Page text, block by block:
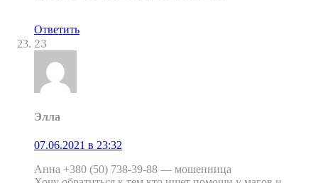
Ответить
23
Элла
07.06.2021 в 23:32
Анна +380 (50) 738-39-88 — мошенница